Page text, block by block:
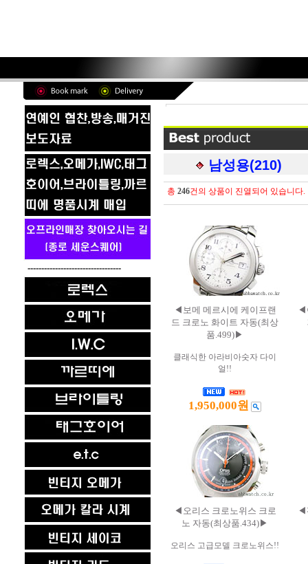
----------------------------------
남성용(210)
총 246건의 상품이 진열되어 있습니다.
◀보메 메르시에 케이프랜
드 크로노 화이트 자동(최상
품.499)▶
클래식한 아라비아숫자 다이
얼!!
1,950,000원
◀
◀오리스 크로노위스 크로
노 자동(최상품.434)▶
오리스 고급모델 크로노위스!!
◀